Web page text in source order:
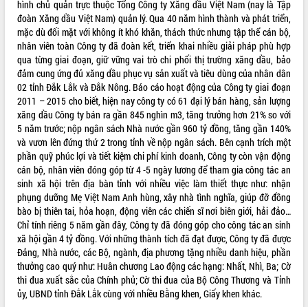
VIDEO
Trailer Lễ hội Sầu riêng Đắk Lắk năm
2026
Khám bệnh, cấp phát thuốc miễn phí
và tặng quà người dân xã Cư Pui
Hội nghị UBND tỉnh Đắk Lắk thường kỳ
tháng 7/2026
Lễ truy tặng danh hiệu “Bà Mẹ Việt
Nam Anh hùng” và trao Huân chương
ALBUM ẢNH
hình chủ quản trực thuộc Tổng Công ty Xăng dầu Việt Nam (nay là Tập
đoàn Xăng dầu Việt Nam) quản lý. Qua 40 năm hình thành và phát triển,
mặc dù đối mặt với không ít khó khăn, thách thức nhưng tập thể cán bộ,
nhân viên toàn Công ty đã đoàn kết, triển khai nhiều giải pháp phù hợp
qua từng giai đoạn, giữ vững vai trò chi phối thị trường xăng dầu, bảo
đảm cung ứng đủ xăng dầu phục vụ sản xuất và tiêu dùng của nhân dân
02 tỉnh Đắk Lắk và Đắk Nông. Báo cáo hoạt động của Công ty giai đoạn
2011 – 2015 cho biết, hiện nay công ty có 61 đại lý bán hàng, sản lượng
xăng dầu Công ty bán ra gần 845 nghìn m3, tăng trưởng hơn 21% so với
5 năm trước; nộp ngân sách Nhà nước gần 960 tỷ đồng, tăng gần 140%
và vươn lên đứng thứ 2 trong tỉnh về nộp ngân sách. Bên cạnh trích một
phần quỹ phúc lợi và tiết kiệm chi phí kinh doanh, Công ty còn vận động
cán bộ, nhân viên đóng góp từ 4 -5 ngày lương để tham gia công tác an
sinh xã hội trên địa bàn tỉnh với nhiều việc làm thiết thực như: nhận
phụng dưỡng Mẹ Việt Nam Anh hùng, xây nhà tình nghĩa, giúp đỡ đồng
bào bị thiên tai, hỏa hoạn, động viên các chiến sĩ nơi biên giới, hải đảo…
Chỉ tính riêng 5 năm gần đây, Công ty đã đóng góp cho công tác an sinh
xã hội gần 4 tỷ đồng. Với những thành tích đã đạt được, Công ty đã được
Đảng, Nhà nước, các Bộ, ngành, địa phương tặng nhiều danh hiệu, phần
thưởng cao quý như: Huân chương Lao động các hạng: Nhất, Nhì, Ba; Cờ
thi đua xuất sắc của Chính phủ; Cờ thi đua của Bộ Công Thương và Tỉnh
ủy, UBND tỉnh Đắk Lắk cùng với nhiều Bằng khen, Giấy khen khác.